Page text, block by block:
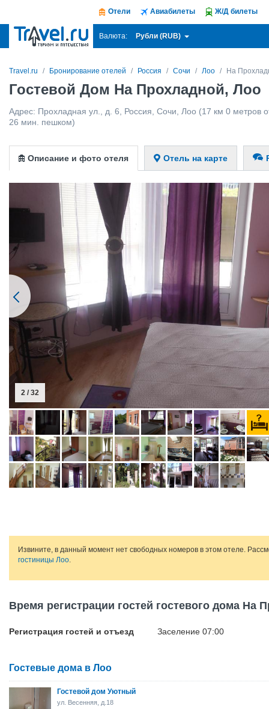
Отели Авиабилеты Ж/Д билеты
Валюта: Рубли (RUB)
Travel.ru Бронирование отелей Россия Сочи Лоо На
Гостевой Дом На Прохладной, Лоо
Адрес: Прохладная ул., д. 6 Россия Сочи Лоо (17 км 0 метров
26 мин. пешком)
Описание и фото отеля Отель на карте
2 / 32
Извините, в данный момент нет свободных номеров в этом отеле.
гостиницы Лоо.
Время регистрации гостей гостевого дома На
Регистрация гостей и отъезд Заселение 07:00
Гостевые дома в Лоо
Гостевой дом Уютный
ул. Весенняя, д.18